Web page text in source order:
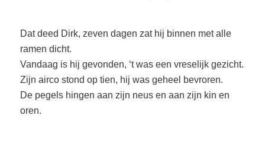
Dat deed Dirk, zeven dagen zat hij binnen met alle
ramen dicht.
Vandaag is hij gevonden, ‘t was een vreselijk gezicht.
Zijn airco stond op tien, hij was geheel bevroren.
De pegels hingen aan zijn neus en aan zijn kin en
oren.